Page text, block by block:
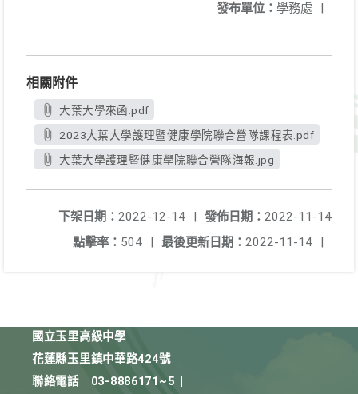
發布單位： 學務處 |
相關附件
大葉大學來函.pdf
2023大葉大學護理暨健康學院聯合營隊課程表.pdf
大葉大學護理暨健康學院聯合營隊海報.jpg
發佈日期： 2022-11-14
下架日期： 2022-12-14
|
最後更新日期： 2022-11-14 |
點擊率： 504 |
國立玉里高級中學
花蓮縣玉里鎮中華路424號
聯絡電話
03-8886171~5